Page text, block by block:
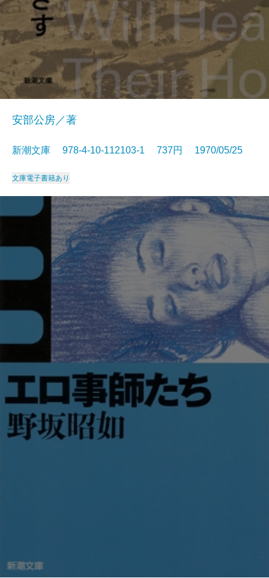
安部公房／著
新潮文庫 978-4-10-112103-1 737円 1970/05/25
文庫電子書籍あり